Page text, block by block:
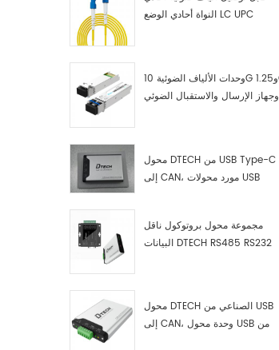
النواة أحادي الوضع LC UPC
وحدات الألياف الضوئية 10G و1.25G
وجهاز الإرسال والاستقبال الضوئي
محول DTECH من USB Type-C
إلى CAN، مورد محولات USB
مجموعة محول بروتوكول ناقل
البيانات DTECH RS485 RS232
محول DTECH الصناعي من USB
إلى CAN، وحدة محول USB من